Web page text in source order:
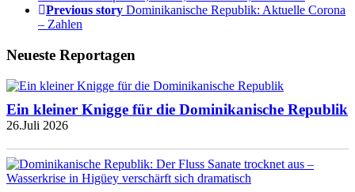
Previous story Dominikanische Republik: Aktuelle Corona
– Zahlen
Neueste Reportagen
Ein kleiner Knigge für die Dominikanische Republik
26.Juli 2026